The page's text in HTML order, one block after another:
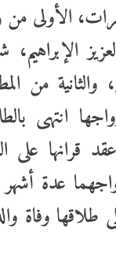
الأولى من
والثانية من
ديسمبر 2010 عقد
عدة
طلاقها وفاة